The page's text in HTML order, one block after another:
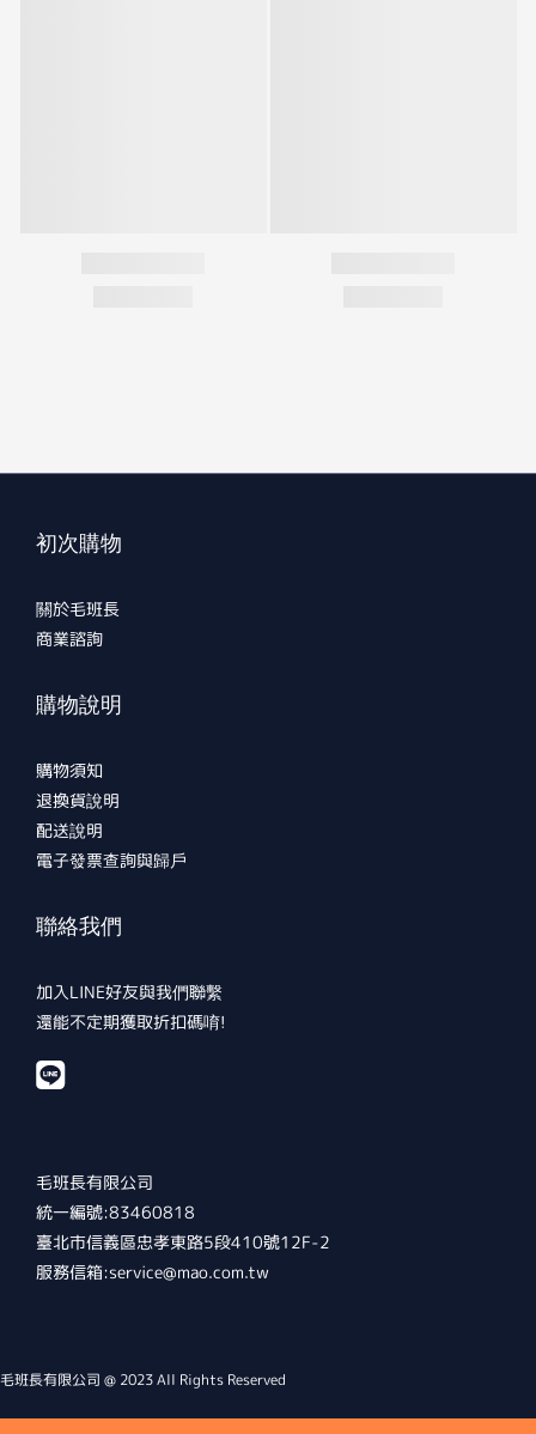
初次購物
關於毛班長
商業諮詢
購物說明
購物須知
退換貨說明
配送說明
電子發票查詢與歸戶
聯絡我們
加入LINE好友與我們聯繫
還能不定期獲取折扣碼唷!
毛班長有限公司
統一編號:83460818
臺北市信義區忠孝東路5段410號12F-2
服務信箱:service@mao.com.tw
毛班長有限公司 @ 2023 All Rights Reserved